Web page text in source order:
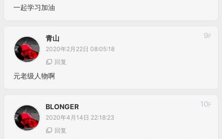
一起学习加油
青山
2020年2月22日 08:05:18
9F
回复
元老级人物啊
BLONGER
2020年4月14日 22:18:23
10F
回复